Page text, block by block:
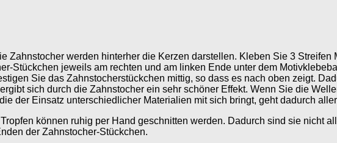
Zahnstocher werden hinterher die Kerzen darstellen. Kleben Sie 3
Stückchen jeweils am rechten und am linken Ende unter dem
Sie das Zahnstocherstückchen mittig, so dass es nach oben zeigt.
sich durch die Zahnstocher ein sehr schöner Effekt. Wenn Sie die
der Einsatz unterschiedlicher Materialien mit sich bringt, geht dadurch
können ruhig per Hand geschnitten werden. Dadurch sind sie nicht
der Zahnstocher-Stückchen.